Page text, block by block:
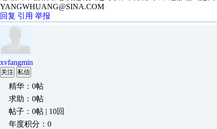
YANGWHUANG@SINA.COM
回复 引用 举报
xvfangmin
关注 私信
精华：0帖
求助：0帖
帖子：0帖 | 10回
年度积分：0